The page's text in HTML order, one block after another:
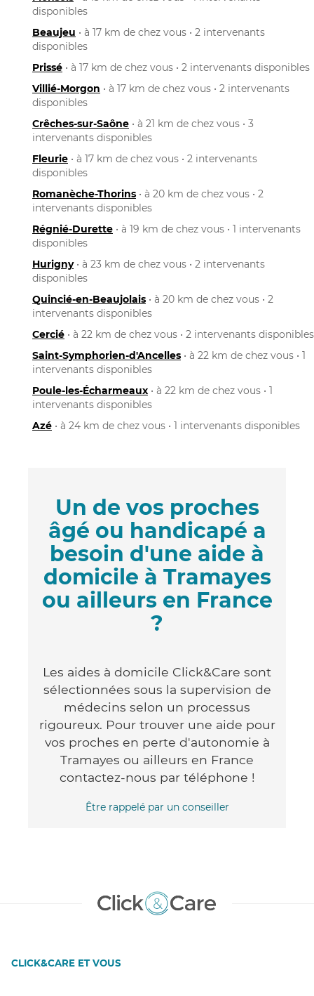
disponibles
Beaujeu • à 17 km de chez vous • 2 intervenants
disponibles
Prissé • à 17 km de chez vous • 2 intervenants disponibles
Villié-Morgon • à 17 km de chez vous • 2 intervenants
disponibles
Crêches-sur-Saône • à 21 km de chez vous • 3
intervenants disponibles
Fleurie • à 17 km de chez vous • 2 intervenants
disponibles
Romanèche-Thorins • à 20 km de chez vous • 2
intervenants disponibles
Régnié-Durette • à 19 km de chez vous • 1 intervenants
disponibles
Hurigny• à 23 km de chez vous • 2 intervenants
disponibles
Quincié-en-Beaujolais • à 20 km de chez vous • 2
intervenants disponibles
Cercié • à 22 km de chez vous • 2 intervenants disponibles
Saint-Symphorien-d'Ancelles • à 22 km de chez vous • 1
intervenants disponibles
Poule-les-Écharmeaux • à 22 km de chez vous • 1
intervenants disponibles
Azé • à 24 km de chez vous • 1 intervenants disponibles
Un de vos proches
âgé ou handicapé a
besoin d'une aide à
domicile à Tramayes
ou ailleurs en France
?
Les aides à domicile Click&Care sont
sélectionnées sous la supervision de
médecins selon un processus
rigoureux. Pour trouver une aide pour
vos proches en perte d'autonomie à
Tramayes ou ailleurs en France
contactez-nous par téléphone !
Être rappelé par un conseiller
CLICK&CARE ET VOUS